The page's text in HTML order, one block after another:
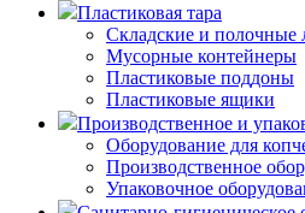
Пластиковая тара
Складские и полочные
Мусорные контейнеры
Пластиковые поддоны
Пластиковые ящики
Производственное и
Оборудование для
Производственное
Упаковочное